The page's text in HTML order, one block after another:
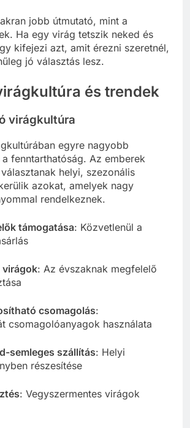
jobb útmutató, mint a
Ha egy virág tetszik neked és
kifejezi azt, amit érezni szeretnél,
jó választás lesz.
és trendek
virágkultúra
egyre nagyobb
fenntarthatóság. Az emberek
helyi, szezonális
azokat, amelyek nagy
rendelkeznek.
támogatása: Közvetlenül a
virágok: Az évszaknak megfelelő
csomagolás:
csomagolóanyagok használata
semleges szállítás: Helyi
részesítése
: Vegyszermentes virágok